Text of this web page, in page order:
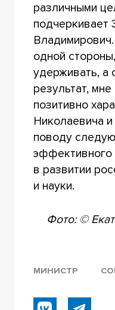
различными
подчеркивает
одной
удерживать, а
результат,
позитивно
Николаевича
поводу
эффективного
в развитии
и науки.
Фото: ©
МИНИСТР